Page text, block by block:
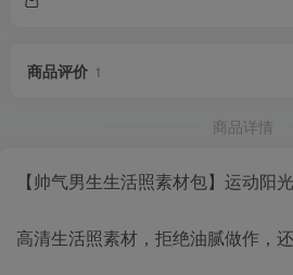
商品评价 1
商品详情
【帅气男生生活照素材包】运动阳
高清生活照素材，拒绝油腻做作，